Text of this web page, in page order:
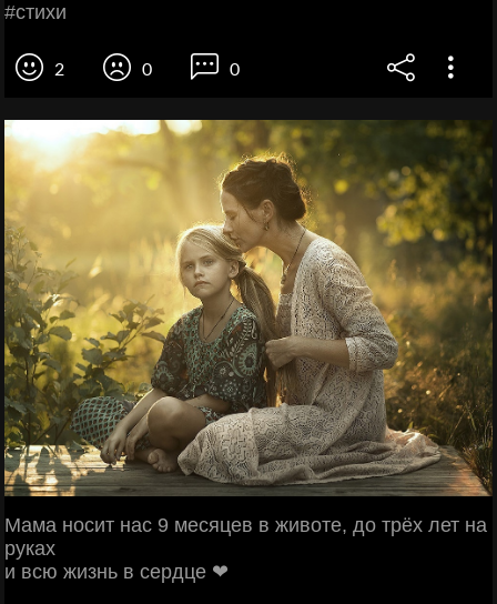
#стихи
2 0 0
Мама носит нас 9 месяцев в животе, до трёх лет на
руках
и всю жизнь в сердце ❤